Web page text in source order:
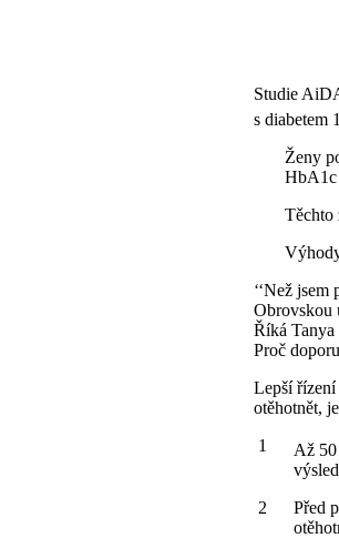
Studie
s diabetem
Ženy
HbA1c
Těchto
‘‘Než
Obrovskou
Říká
Proč
Lepší
otěhotnět,
Až 50
Před